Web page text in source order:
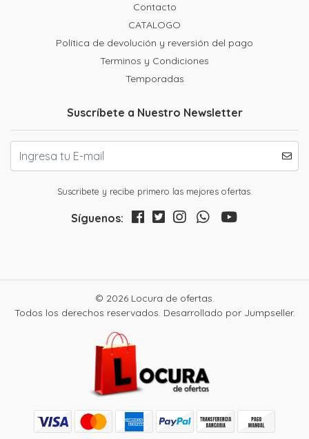
Contacto
CATALOGO
Política de devolución y reversión del pago
Terminos y Condiciones
Temporadas
Suscríbete a Nuestro Newsletter
Suscribete y recibe primero las mejores ofertas.
Síguenos:
© 2026 Locura de ofertas.
Todos los derechos reservados. Desarrollado por Jumpseller.